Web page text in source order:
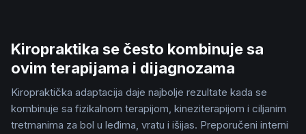
Kiropraktika se često kombinuje sa
ovim terapijama i dijagnozama
Kiropraktička adaptacija daje najbolje rezultate kada se
kombinuje sa fizikalnom terapijom, kineziterapijom i ciljanim
tretmanima za bol u leđima, vratu i išijas. Preporučeni interni